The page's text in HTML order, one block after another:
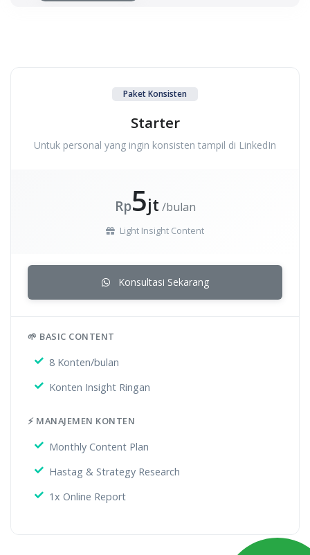
Paket Konsisten
Starter
Untuk personal yang ingin konsisten tampil di LinkedIn
Rp5jt /bulan
Light Insight Content
Konsultasi Sekarang
🌱 BASIC CONTENT
8 Konten/bulan
Konten Insight Ringan
⚡ MANAJEMEN KONTEN
Monthly Content Plan
Hastag & Strategy Research
1x Online Report